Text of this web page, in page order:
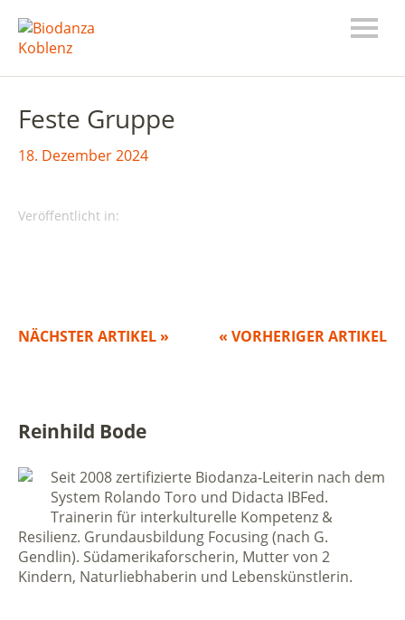
Feste Gruppe
18. Dezember 2024
Veröffentlicht in:
NÄCHSTER ARTIKEL » « VORHERIGER ARTIKEL
Reinhild Bode
Seit 2008 zertifizierte Biodanza-Leiterin nach dem
System Rolando Toro und Didacta IBFed.
Trainerin für interkulturelle Kompetenz &
Resilienz. Grundausbildung Focusing (nach G.
Gendlin). Südamerikaforscherin, Mutter von 2
Kindern, Naturliebhaberin und Lebenskünstlerin.